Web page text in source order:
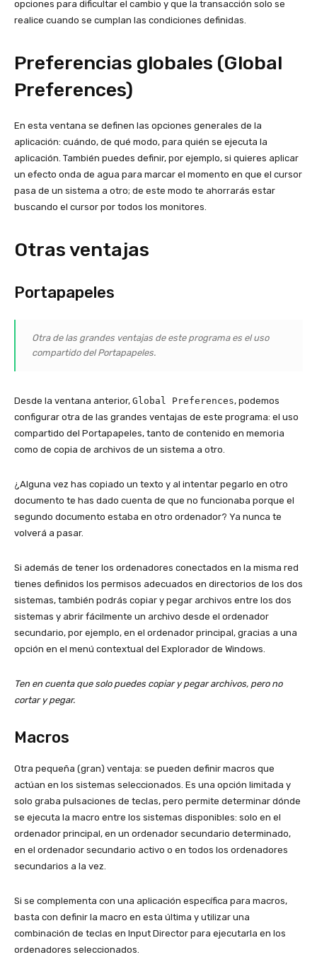
opciones para dificultar el cambio y que la transacción solo se
realice cuando se cumplan las condiciones definidas.
Preferencias globales (Global
Preferences)
En esta ventana se definen las opciones generales de la
aplicación: cuándo, de qué modo, para quién se ejecuta la
aplicación. También puedes definir, por ejemplo, si quieres aplicar
un efecto onda de agua para marcar el momento en que el cursor
pasa de un sistema a otro; de este modo te ahorrarás estar
buscando el cursor por todos los monitores.
Otras ventajas
Portapapeles
Otra de las grandes ventajas de este programa es el uso
compartido del Portapapeles.
Desde la ventana anterior, Global Preferences, podemos
configurar otra de las grandes ventajas de este programa: el uso
compartido del Portapapeles, tanto de contenido en memoria
como de copia de archivos de un sistema a otro.
¿Alguna vez has copiado un texto y al intentar pegarlo en otro
documento te has dado cuenta de que no funcionaba porque el
segundo documento estaba en otro ordenador? Ya nunca te
volverá a pasar.
Si además de tener los ordenadores conectados en la misma red
tienes definidos los permisos adecuados en directorios de los dos
sistemas, también podrás copiar y pegar archivos entre los dos
sistemas y abrir fácilmente un archivo desde el ordenador
secundario, por ejemplo, en el ordenador principal, gracias a una
opción en el menú contextual del Explorador de Windows.
Ten en cuenta que solo puedes copiar y pegar archivos, pero no
cortar y pegar.
Macros
Otra pequeña (gran) ventaja: se pueden definir macros que
actúan en los sistemas seleccionados. Es una opción limitada y
solo graba pulsaciones de teclas, pero permite determinar dónde
se ejecuta la macro entre los sistemas disponibles: solo en el
ordenador principal, en un ordenador secundario determinado,
en el ordenador secundario activo o en todos los ordenadores
secundarios a la vez.
Si se complementa con una aplicación específica para macros,
basta con definir la macro en esta última y utilizar una
combinación de teclas en Input Director para ejecutarla en los
ordenadores seleccionados.